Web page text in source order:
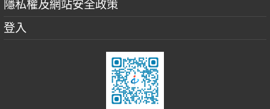
隱私權及網站安全政策
登入